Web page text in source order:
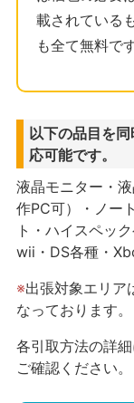
載されている
も全て無料です
以下の品目を
応可能です。
液晶モニター・
作PC可）・ノー
ト・ハイスペッ
wii・DS各種・
※出張対象エリア
なっております。
各引取方法の詳
ご確認ください。